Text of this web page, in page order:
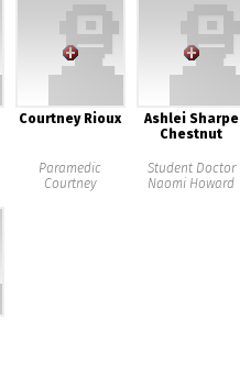
Courtney Rioux
Paramedic
Courtney
Ashlei Sharpe
Chestnut
Student Doctor
Naomi Howard